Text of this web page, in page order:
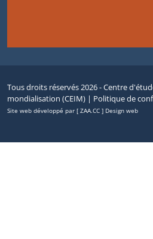
Tous droits réservés 2026 - Centre
mondialisation (CEIM) | Politique de
Site web développé par [ ZAA.CC ] Design web